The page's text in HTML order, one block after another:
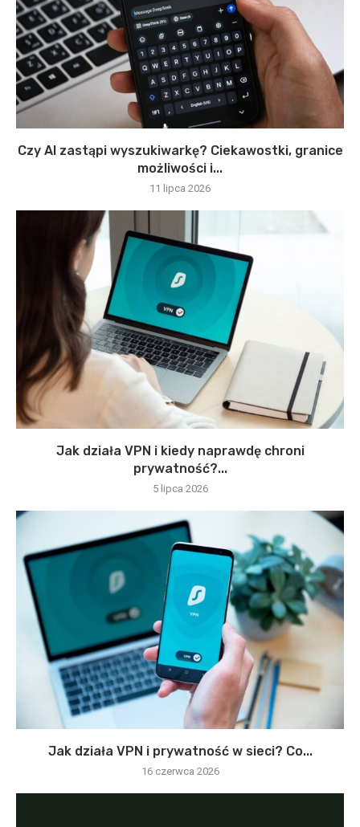
Czy AI zastąpi wyszukiwarkę? Ciekawostki, granice
możliwości i...
11 lipca 2026
Jak działa VPN i kiedy naprawdę chroni
prywatność?...
5 lipca 2026
Jak działa VPN i prywatność w sieci? Co...
16 czerwca 2026